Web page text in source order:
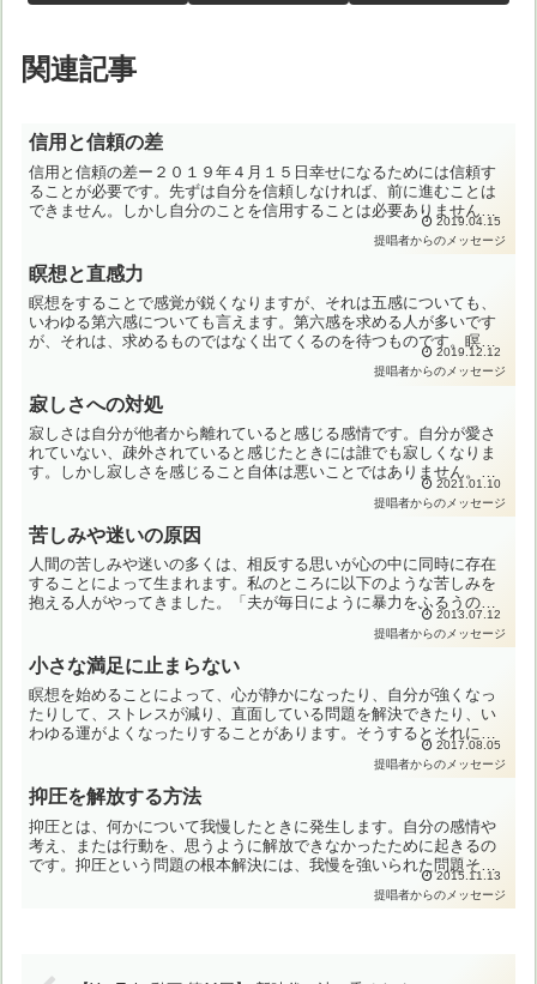
関連記事
信用と信頼の差
信用と信頼の差ー２０１９年４月１５日幸せになるためには信頼す
ることが必要です。先ずは自分を信頼しなければ、前に進むことは
できません。しかし自分のことを信用することは必要ありません。
信頼と信用の差は何でしょうか？信頼とは、その意図がプラスを
2019.04.15
提唱者からのメッセージ
瞑想と直感力
瞑想をすることで感覚が鋭くなりますが、それは五感についても、
いわゆる第六感についても言えます。第六感を求める人が多いです
が、それは、求めるものではなく出てくるのを待つものです。瞑想
は求めるものを得るための方法ではありません。もちろん幸せを
2019.12.12
提唱者からのメッセージ
寂しさへの対処
寂しさは自分が他者から離れていると感じる感情です。自分が愛さ
れていない、疎外されていると感じたときには誰でも寂しくなりま
す。しかし寂しさを感じること自体は悪いことではありません。寂
しくなるのは人間として豊かな気持ちを持っていることの現れな
2021.01.10
提唱者からのメッセージ
苦しみや迷いの原因
人間の苦しみや迷いの多くは、相反する思いが心の中に同時に存在
することによって生まれます。私のところに以下のような苦しみを
抱える人がやってきました。「夫が毎日にように暴力をふるうので
いつか自分は殺されてしまうだろう。けれども離婚したら食べて
2013.07.12
提唱者からのメッセージ
小さな満足に止まらない
瞑想を始めることによって、心が静かになったり、自分が強くなっ
たりして、ストレスが減り、直面している問題を解決できたり、い
わゆる運がよくなったりすることがあります。そうするとそれに満
足して、同じような意識や気持ちで瞑想を続けることになりがち
2017.08.05
提唱者からのメッセージ
抑圧を解放する方法
抑圧とは、何かについて我慢したときに発生します。自分の感情や
考え、または行動を、思うように解放できなかったために起きるの
です。抑圧という問題の根本解決には、我慢を強いられた問題その
ものよりも、思い通りにできないことによってなぜ抑圧が生まれ
2015.11.13
提唱者からのメッセージ